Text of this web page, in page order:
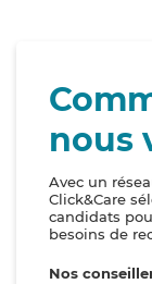
nous
Avec un
Click&Care
candidats
besoins de
Nos